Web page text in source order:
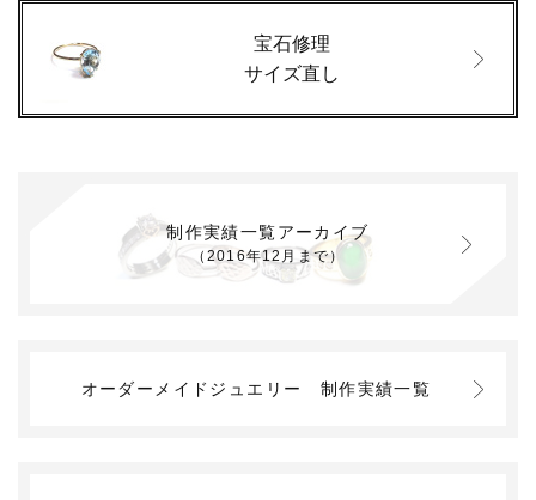
宝石修理
サイズ直し
制作実績一覧アーカイブ
（2016年12月まで）
オーダーメイドジュエリー 制作実績一覧